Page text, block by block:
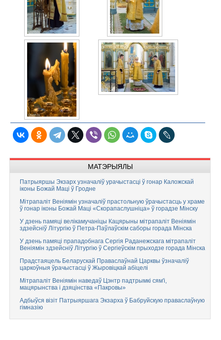
МАТЭРЫЯЛЫ
Патрыяршы Экзарх узначаліў урачыстасці ў гонар Каложскай
іконы Божай Маці ў Гродне
Мітрапаліт Веніямін узначаліў прастольную ўрачыстасць у храме
ў гонар іконы Божай Маці «Скорапаслушніца» ў горадзе Мінску
У дзень памяці велікамучаніцы Кацярыны мітрапаліт Веніямін
здзейсніў Літургію ў Петра-Паўлаўскім саборы горада Мінска
У дзень памяці прападобнага Сергія Раданежскага мітрапаліт
Веніямін здзейсніў Літургію ў Сергіеўскім прыходзе горада Мінска
Прадстаяцель Беларускай Праваслаўнай Царквы ўзначаліў
царкоўныя ўрачыстасці ў Жыровіцкай абіцелі
Мітрапаліт Веніямін наведаў Цэнтр падтрымкі сям'і,
мацярынства і дзяцінства «Пакровы»
Адбыўся візіт Патрыяршага Экзарха ў Бабруйскую праваслаўную
гімназію